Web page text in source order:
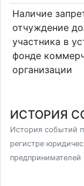
Наличие
отчуждение
участника в
фонде
организации
ИСТОРИЯ
История событий
регистре
предпринимателей